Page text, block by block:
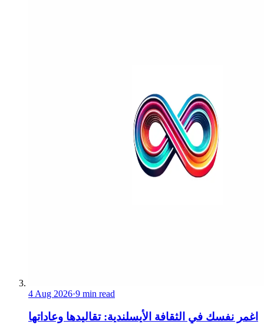
4 Aug 2026·9 min read
اغمر نفسك في الثقافة الأيسلندية: تقاليدها وعاداتها